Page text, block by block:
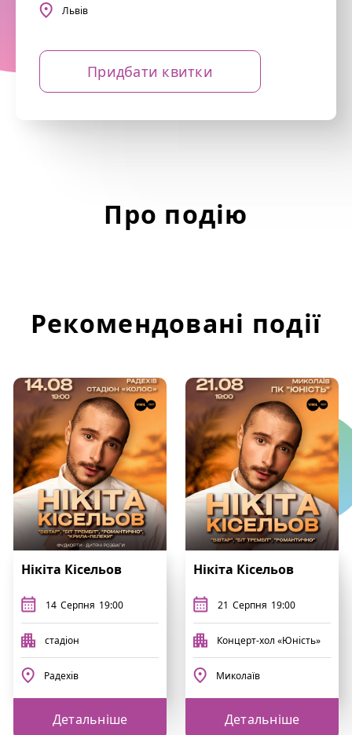
Львів
Придбати квитки
Про подію
Рекомендовані події
Нікіта Кісельов
14 Серпня 19:00
стадіон
Радехів
Детальніше
Нікіта Кісельов
21 Серпня 19:00
Концерт-хол «Юність»
Миколаїв
Детальніше